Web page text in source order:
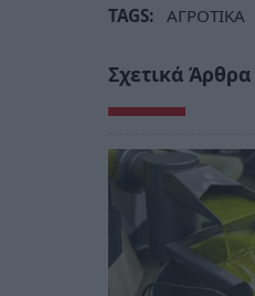
TAGS: ΑΓΡΟΤΙΚΑ
Σχετικά Άρθρα